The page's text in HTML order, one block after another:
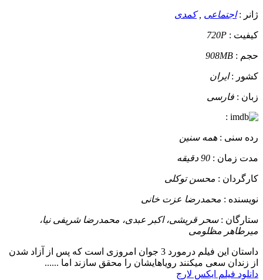
ژانر :اجتماعی ,کمدی
کیفیت : 720P
حجم : 908MB
کشور :ایران
زبان : فارسی
:
رده سنی : همه سنین
مدت زمان : 90 دقیقه
کارگردان : محسن توکلی
نویسنده : محمدرضا عزت خانی
ستارگان :سحر قریشی، اکبر عبدی، محمدرضا شریفی‌ نیا،
میرطاهر مظلومی
داستان
این فیلم درمورد 3 جوان امروزی است که پس از آزاد شدن
از زندان سعی میکنند رویاهایشان را محقق سازند اما ......
دانلود فیلم ایکس لارج